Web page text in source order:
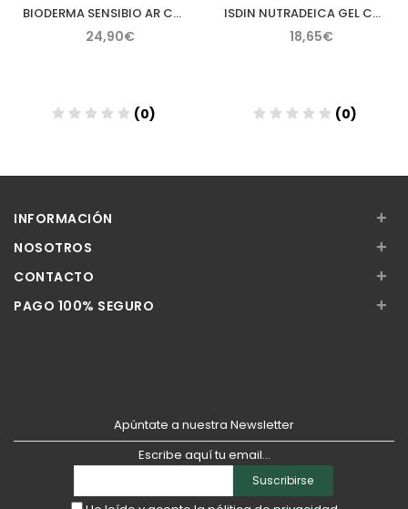
BIODERMA SENSIBIO AR CREMA 40 ML
24,90€
(0)
ISDIN NUTRADEICA GEL CREMA FACIAL PIEL SEBORREICA 50 ML
18,65€
(0)
INFORMACIÓN +
NOSOTROS +
CONTACTO +
PAGO 100% SEGURO +
Apúntate a nuestra Newsletter
Escribe aquí tu email...
Suscribirse